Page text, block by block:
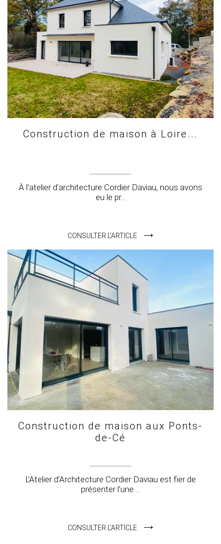
Construction de maison à Loire...
À l’atelier d’architecture Cordier Daviau, nous avons
eu le pr...
CONSULTER L'ARTICLE
Construction de maison aux Ponts-
de-Cé
L’Atelier d’Architecture Cordier Daviau est fier de
présenter l’une ...
CONSULTER L'ARTICLE